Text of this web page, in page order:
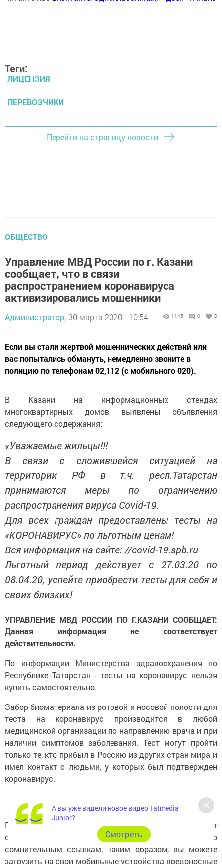
Теги:
ЛИЦЕНЗИЯ
ПЕРЕВОЗЧИКИ
Перейти на страницу новости
ОБЩЕСТВО
Управление МВД России по г. Казани
сообщает, что в связи
распространением коронавируса
активизировались мошенники
Администратор, 30 марта 2020 - 10:54 1145 0 0
Если вы стали жертвой мошеннических действий или
вас попытались обмануть, немедленно звоните в
полицию по телефонам 02,112 (с мобильного 020).
В Казани на информационных стендах
многоквартирных домов выявлены объявления
следующего содержания:
«Уважаемые жильцы!!!
В связи с сложившейся ситуацией на
территории РФ в т.ч. респ.Татарстан
принимаются меры по ограничению
распространения вируса Covid-19.
Для всех граждан предоставлены тесты на
«КОРОНАВИРУС» по льготным ценам!
Вся информация на сайте: //covid-19.spb.ru
Льготный период действует с 27.03.20 по
08.04.20, успейте приобрести тесты для себя и
своих близких!
УПРАВЛЕНИЕ МВД РОССИИ ПО Г.КАЗАНИ СООБЩАЕТ:
Данная информация не соответствует
действительности.
По информации Министерства здравоохранения по
Республике Татарстан - тесты на коронавирус нельзя
купить самостоятельно.
Забор биоматериала из ротовой и носовой полости для
теста на коронавирус производится в любой
медицинской организации по направлению врача и при
наличии симптомов заболевания. Тест могут пройти
только те, кто прибыл в Россию из других стран мира и
имел контакт с людьми, у которых был подтвержден
коронавирус.
Полиция Казани напоминает, что не следует
сканировать неизвестные QR-коды и переходить по
сомнительным ссылкам. Таким образом, вы можете
загрузить на свои мобильные устройства вредоносные
А вы уже видели новое видео Tatmedia
Junior?
Cмотреть